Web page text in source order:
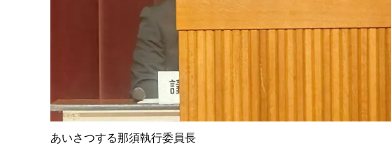
あいさつする那須執行委員長